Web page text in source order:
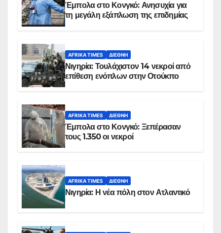
Έμπολα στο Κονγκό: Ανησυχία για
τη μεγάλη εξάπλωση της επιδημίας
AFRIKA TIMES ΔΙΕΘΝΉ
Νιγηρία: Τουλάχιστον 14 νεκροί από
επίθεση ενόπλων στην Οτούκπο
AFRIKA TIMES ΔΙΕΘΝΉ
Έμπολα στο Κονγκό: Ξεπέρασαν
τους 1.350 οι νεκροί
AFRIKA TIMES ΔΙΕΘΝΉ
Νιγηρία: Η νέα πόλη στον Ατλαντικό